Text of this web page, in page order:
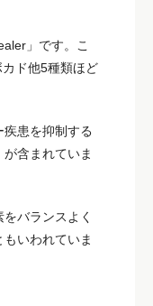
」です。こ
ド他5種類ほど
患を抑制する
が含まれていま
バランスよく
いわれていま